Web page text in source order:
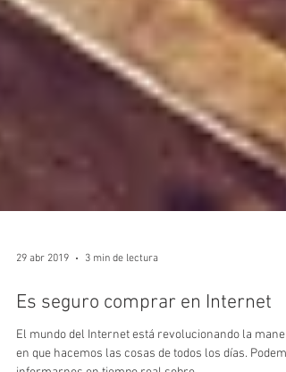
29 abr 2019 3 min de lectura
Es seguro comprar en Internet